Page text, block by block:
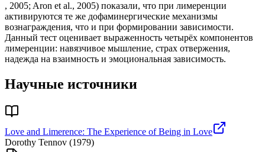
, 2005; Aron et al., 2005) показали, что при лимеренции
активируются те же дофаминергические механизмы
вознаграждения, что и при формировании зависимости.
Данный тест оценивает выраженность четырёх компонентов
лимеренции: навязчивое мышление, страх отвержения,
надежда на взаимность и эмоциональная зависимость.
Научные источники
Love and Limerence: The Experience of Being in Love
Dorothy Tennov (1979)